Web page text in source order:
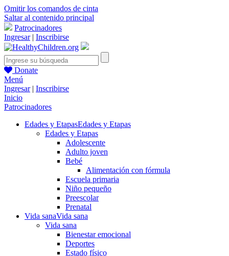
Omitir los comandos de cinta
Saltar al contenido principal
Patrocinadores
Ingresar| Inscribirse
Donate
Menú
Ingresar| Inscribirse
Inicio
Patrocinadores
Edades y EtapasEdades y Etapas
Edades y Etapas
Adolescente
Adulto joven
Bebé
Alimentación con fórmula
Escuela primaria
Niño pequeño
Preescolar
Prenatal
Vida sanaVida sana
Vida sana
Bienestar emocional
Deportes
Estado físico